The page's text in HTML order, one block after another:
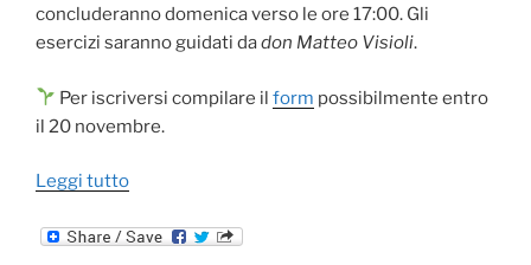
concluderanno domenica verso le ore 17:00. Gli
esercizi saranno guidati dadon Matteo Visioli.
Per iscriversi compilare ilform possibilmente entro
il 20 novembre.
Leggi tutto“Esercizi
per